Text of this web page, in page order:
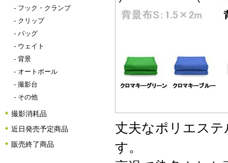
丈夫なポリエス
す。
- フック・クランプ
- クリップ
- バッグ
- ウェイト
- 背景
- オートポール
- 撮影台
- その他
撮影消耗品
近日発売予定商品
販売終了商品